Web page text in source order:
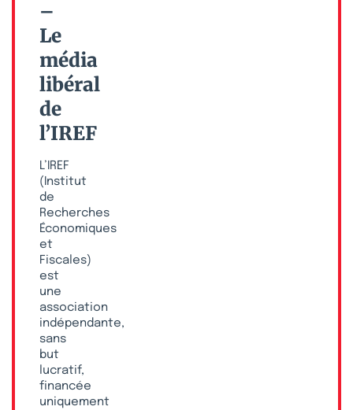
–
Le
média
libéral
de
l’IREF
L’IREF
(Institut
de
Recherches
Économiques
et
Fiscales)
est
une
association
indépendante,
sans
but
lucratif,
financée
uniquement